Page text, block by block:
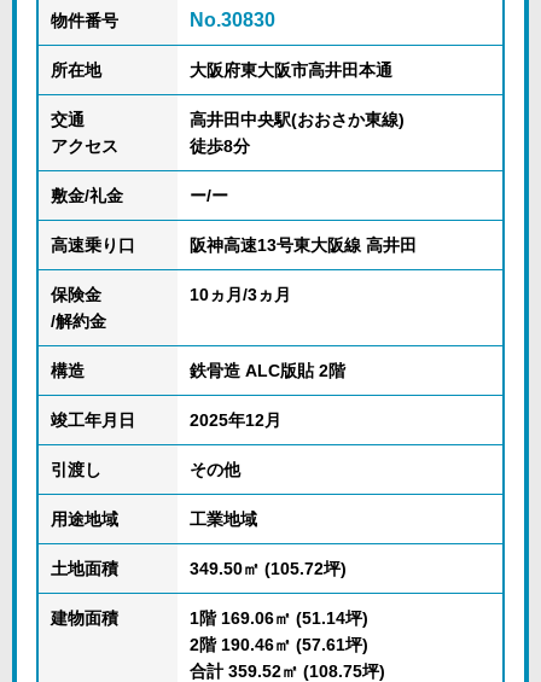
物件番号 No.30830
所在地 大阪府東大阪市高井田本通
交通
アクセス
高井田中央駅(おおさか東線)
徒歩8分
敷金/礼金 ー/ー
高速乗り口 阪神高速13号東大阪線 高井田
保険金
/解約金
10ヵ月/3ヵ月
構造 鉄骨造 ALC版貼 2階
竣工年月日 2025年12月
引渡し その他
用途地域 工業地域
土地面積 349.50㎡ (105.72坪)
建物面積
1階 169.06㎡ (51.14坪)
2階 190.46㎡ (57.61坪)
合計 359.52㎡ (108.75坪)